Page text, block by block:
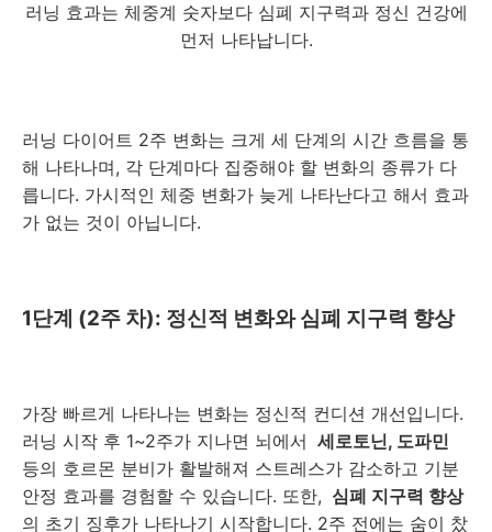
러닝 효과는 체중계 숫자보다 심폐 지구력과 정신 건강에
먼저 나타납니다.
러닝 다이어트 2주 변화는 크게 세 단계의 시간 흐름을 통
해 나타나며, 각 단계마다 집중해야 할 변화의 종류가 다
릅니다. 가시적인 체중 변화가 늦게 나타난다고 해서 효과
가 없는 것이 아닙니다.
1단계 (2주 차): 정신적 변화와 심폐 지구력 향상
가장 빠르게 나타나는 변화는 정신적 컨디션 개선입니다.
러닝 시작 후 1~2주가 지나면 뇌에서 세로토닌, 도파민
등의 호르몬 분비가 활발해져 스트레스가 감소하고 기분
안정 효과를 경험할 수 있습니다. 또한, 심폐 지구력 향상
의 초기 징후가 나타나기 시작합니다. 2주 전에는 숨이 찼